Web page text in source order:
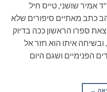
106אפאם: עו"ד אמיר שושני, טייס חיל
כתב מאתיים סיפורים שלא
ספרו הראשון ככה בדיוק
איתו הוא חזר אל
הפנימיים ושגם היום
→